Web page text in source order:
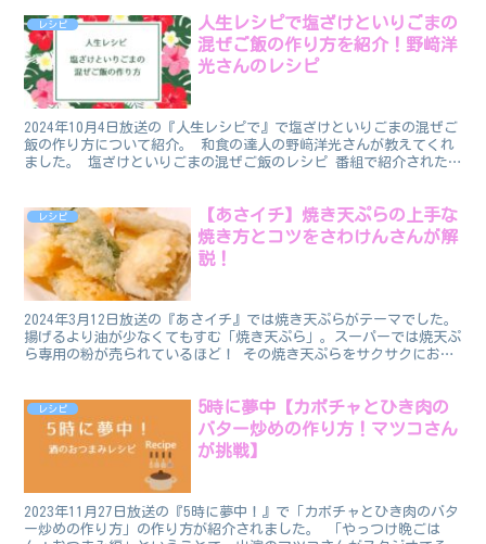
レシピ
人生レシピで塩ざけといりごまの
混ぜご飯の作り方を紹介！野﨑洋
光さんのレシピ
2024年10月4日放送の『人生レシピで』で塩ざけといりごまの混ぜご
飯の作り方について紹介。 和食の達人の野﨑洋光さんが教えてくれ
ました。 塩ざけといりごまの混ぜご飯のレシピ 番組で紹介された
レシピ
【あさイチ】焼き天ぷらの上手な
焼き方とコツをさわけんさんが解
説！
2024年3月12日放送の『あさイチ』では焼き天ぷらがテーマでした。
揚げるより油が少なくてもすむ「焼き天ぷら」。スーパーでは焼天ぷ
ら専用の粉が売られているほど！ その焼き天ぷらをサクサクにおい
レシピ
5時に夢中【カボチャとひき肉の
バター炒めの作り方！マツコさん
が挑戦】
2023年11月27日放送の『5時に夢中！』で「カボチャとひき肉のバタ
ー炒めの作り方」の作り方が紹介されました。 「やっつけ晩ごは